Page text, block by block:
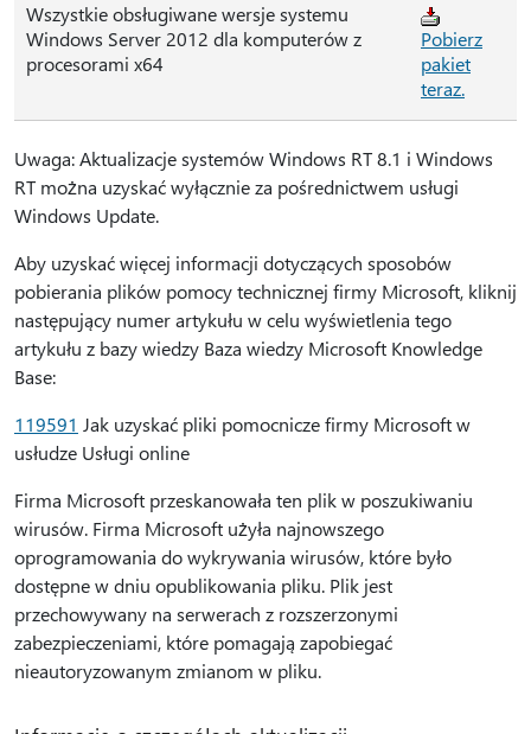
Wszystkie obsługiwane wersje systemu
Windows Server 2012 dla komputerów z
procesorami x64
Pobierz
pakiet
teraz.
Uwaga: Aktualizacje systemów Windows RT 8.1 i Windows
RT można uzyskać wyłącznie za pośrednictwem usługi
Windows Update.
Aby uzyskać więcej informacji dotyczących sposobów
pobierania plików pomocy technicznej firmy Microsoft, kliknij
następujący numer artykułu w celu wyświetlenia tego
artykułu z bazy wiedzy Baza wiedzy Microsoft Knowledge
Base:
119591 Jak uzyskać pliki pomocnicze firmy Microsoft w
usłudze Usługi online
Firma Microsoft przeskanowała ten plik w poszukiwaniu
wirusów. Firma Microsoft użyła najnowszego
oprogramowania do wykrywania wirusów, które było
dostępne w dniu opublikowania pliku. Plik jest
przechowywany na serwerach z rozszerzonymi
zabezpieczeniami, które pomagają zapobiegać
nieautoryzowanym zmianom w pliku.